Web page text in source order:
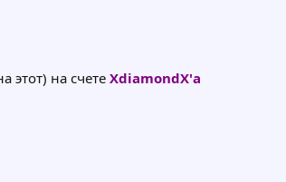
этот) на счете XdiamondX'а